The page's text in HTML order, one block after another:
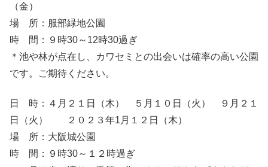
（金）
場 所：服部緑地公園
時 間：９時30～12時30過ぎ
＊池や林が点在し、カワセミとの出会いは確率の高い公園
です。ご期待ください。
日 時：４月２１日（木） ５月１０日（火） ９月２１
日（火） ２０２３年1月１２日（木）
場 所：大阪城公園
時 間：９時30～１２時過ぎ